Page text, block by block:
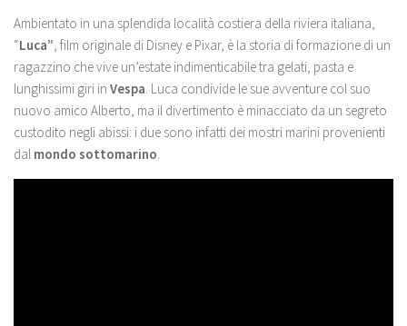
Ambientato in una splendida località costiera della riviera italiana,
“Luca” , film originale di Disney e Pixar, è la storia di formazione di un
ragazzino che vive un’estate indimenticabile tra gelati, pasta e
lunghissimi giri in Vespa . Luca condivide le sue avventure col suo
nuovo amico Alberto, ma il divertimento è minacciato da un segreto
custodito negli abissi: i due sono infatti dei mostri marini provenienti
dal mondo sottomarino